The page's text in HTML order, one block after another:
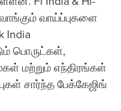
வாய்ப்புகளை
India
பொருட்கள்,
மற்றும் எந்திரங்கள்
சார்ந்த பேக்கேஜிங்